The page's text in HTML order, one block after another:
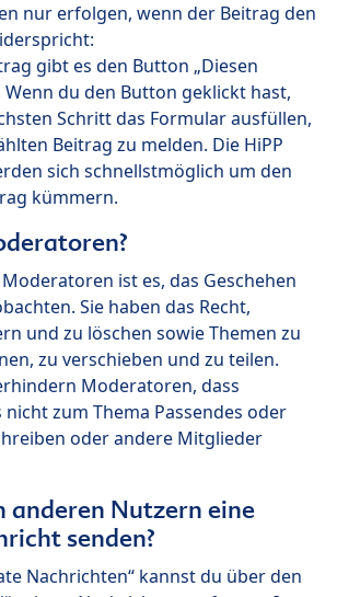
nur erfolgen, wenn der Beitrag den
gibt es den Button „Diesen
Wenn du den Button geklickt hast,
Schritt das Formular ausfüllen,
Beitrag zu melden. Die HiPP
sich schnellstmöglich um den
kümmern.
ist es, das Geschehen
Sie haben das Recht,
und zu löschen sowie Themen zu
zu verschieben und zu teilen.
Moderatoren, dass
zum Thema Passendes oder
oder andere Mitglieder
anderen Nutzern eine
senden?
Nachrichten“ kannst du über den